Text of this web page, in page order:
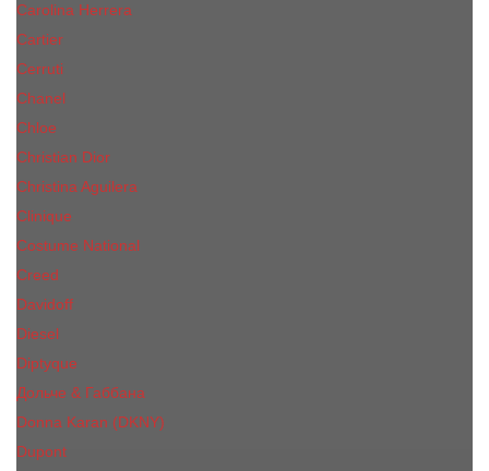
Carolina Herrera
Cartier
Cerruti
Сhanеl
Chloe
Christian Dior
Christina Aguilera
Сliniquе
Costume National
Creed
Davidoff
Diesel
Diptyque
Дольче & Габбана
Donna Karan (DKNY)
Dupont